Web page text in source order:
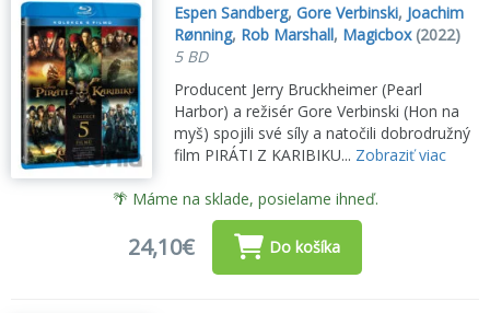
Espen Sandberg,Gore Verbinski, Joachim
Rønning, Rob Marshall, Magicbox(2022)
5 BD
Producent Jerry Bruckheimer (Pearl
Harbor) a režisér Gore Verbinski (Hon na
myš) spojili své síly a natočili dobrodružný
film PIRÁTI Z KARIBIKU... Zobraziť viac
🌴 Máme na sklade, posielame ihneď.
24,10€ Do košíka